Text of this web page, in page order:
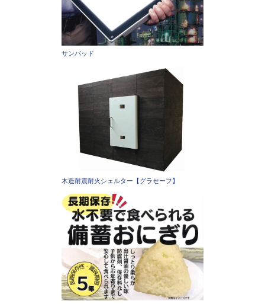
サンパッド
木造耐震耐火シェルター【グラセーフ】